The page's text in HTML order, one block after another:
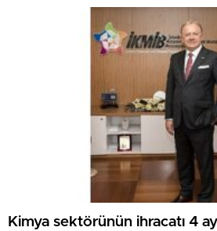
Kimya sektörünün ihracatı 4